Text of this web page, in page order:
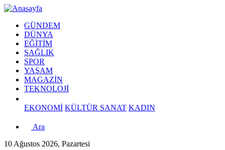
GÜNDEM
DÜNYA
EĞİTİM
SAĞLIK
SPOR
YAŞAM
MAGAZİN
TEKNOLOJİ
EKONOMİ KÜLTÜR SANAT KADIN
Ara
10 Ağustos 2026, Pazartesi